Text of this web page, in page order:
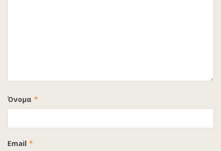
Όνομα *
Email *